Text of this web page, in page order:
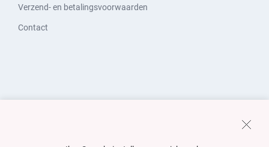
Verzend- en betalingsvoorwaarden
Contact